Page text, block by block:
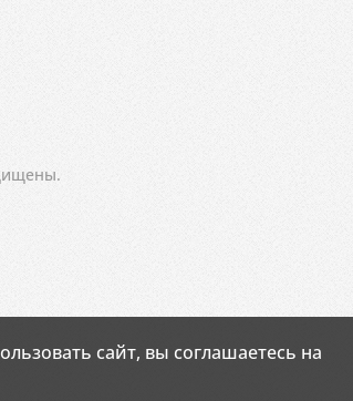
сайт, вы соглашаетесь на